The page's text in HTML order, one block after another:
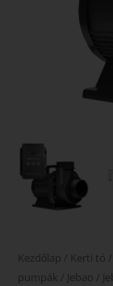
Kezdőlap / Kerti tó /
pumpák / Jebao /